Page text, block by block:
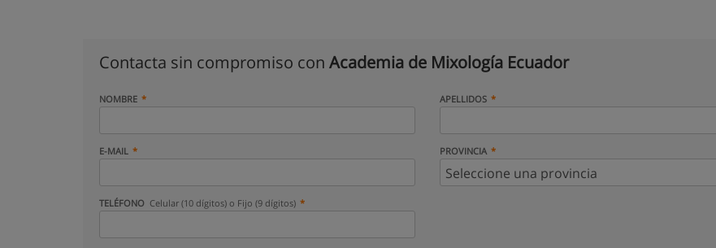
Contacta sin compromiso con Academia de Mixología Ecuador
NOMBRE APELLIDOS
E-MAIL PROVINCIA
TELÉFONO Celular (10 dígitos) o Fijo (9 dígitos)